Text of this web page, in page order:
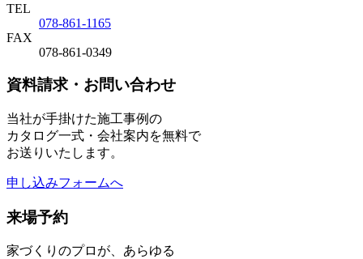
TEL
078-861-1165
FAX
078-861-0349
資料請求・お問い合わせ
当社が手掛けた施工事例の
カタログ一式・会社案内を無料で
お送りいたします。
申し込みフォームへ
来場予約
家づくりのプロが、あらゆる